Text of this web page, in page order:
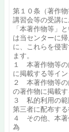
第１０条（著作物
講習会等の受講
「本著作物等」
は当センターに
に、これらを侵
ます。
１ 本著作物等の
に掲載する等イ
２ 本著作物等の
の著作物に掲載
３ 私的利用の範
第三者に配布す
４ その他、本著
為